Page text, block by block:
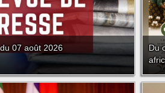
07 août 2026
Du